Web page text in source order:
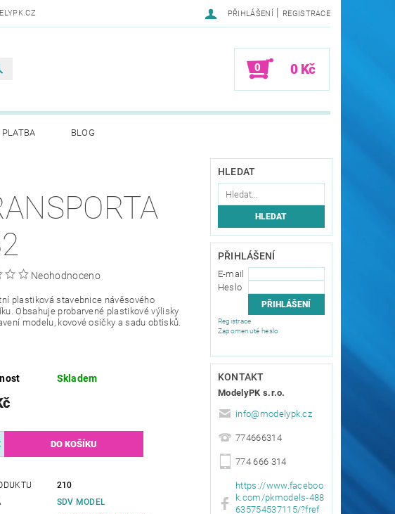
PŘIHLÁŠENÍ | REGISTRACE
0 0 Kč
PLATBA BLOG
Neohodnoceno
plastiková stavebnice návěsového
Obsahuje probarvené plastikové výlisky
modelu, kovové osičky a sadu obtisků.
Skladem
210
SDV MODEL
HLEDAT
PŘIHLÁŠENÍ
E-mail
Heslo
Registrace
Zapomenuté heslo
KONTAKT
ModelyPK s.r.o.
info@modelypk.cz
774666314
774 666 314
https://www.faceboo
k.com/pkmodels-488
635754537115/?fref